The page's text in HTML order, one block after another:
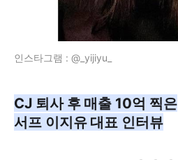
인스타그램 : @_yijiyu_
CJ 퇴사 후 매출 10억 찍은
서프 이지유 대표 인터뷰